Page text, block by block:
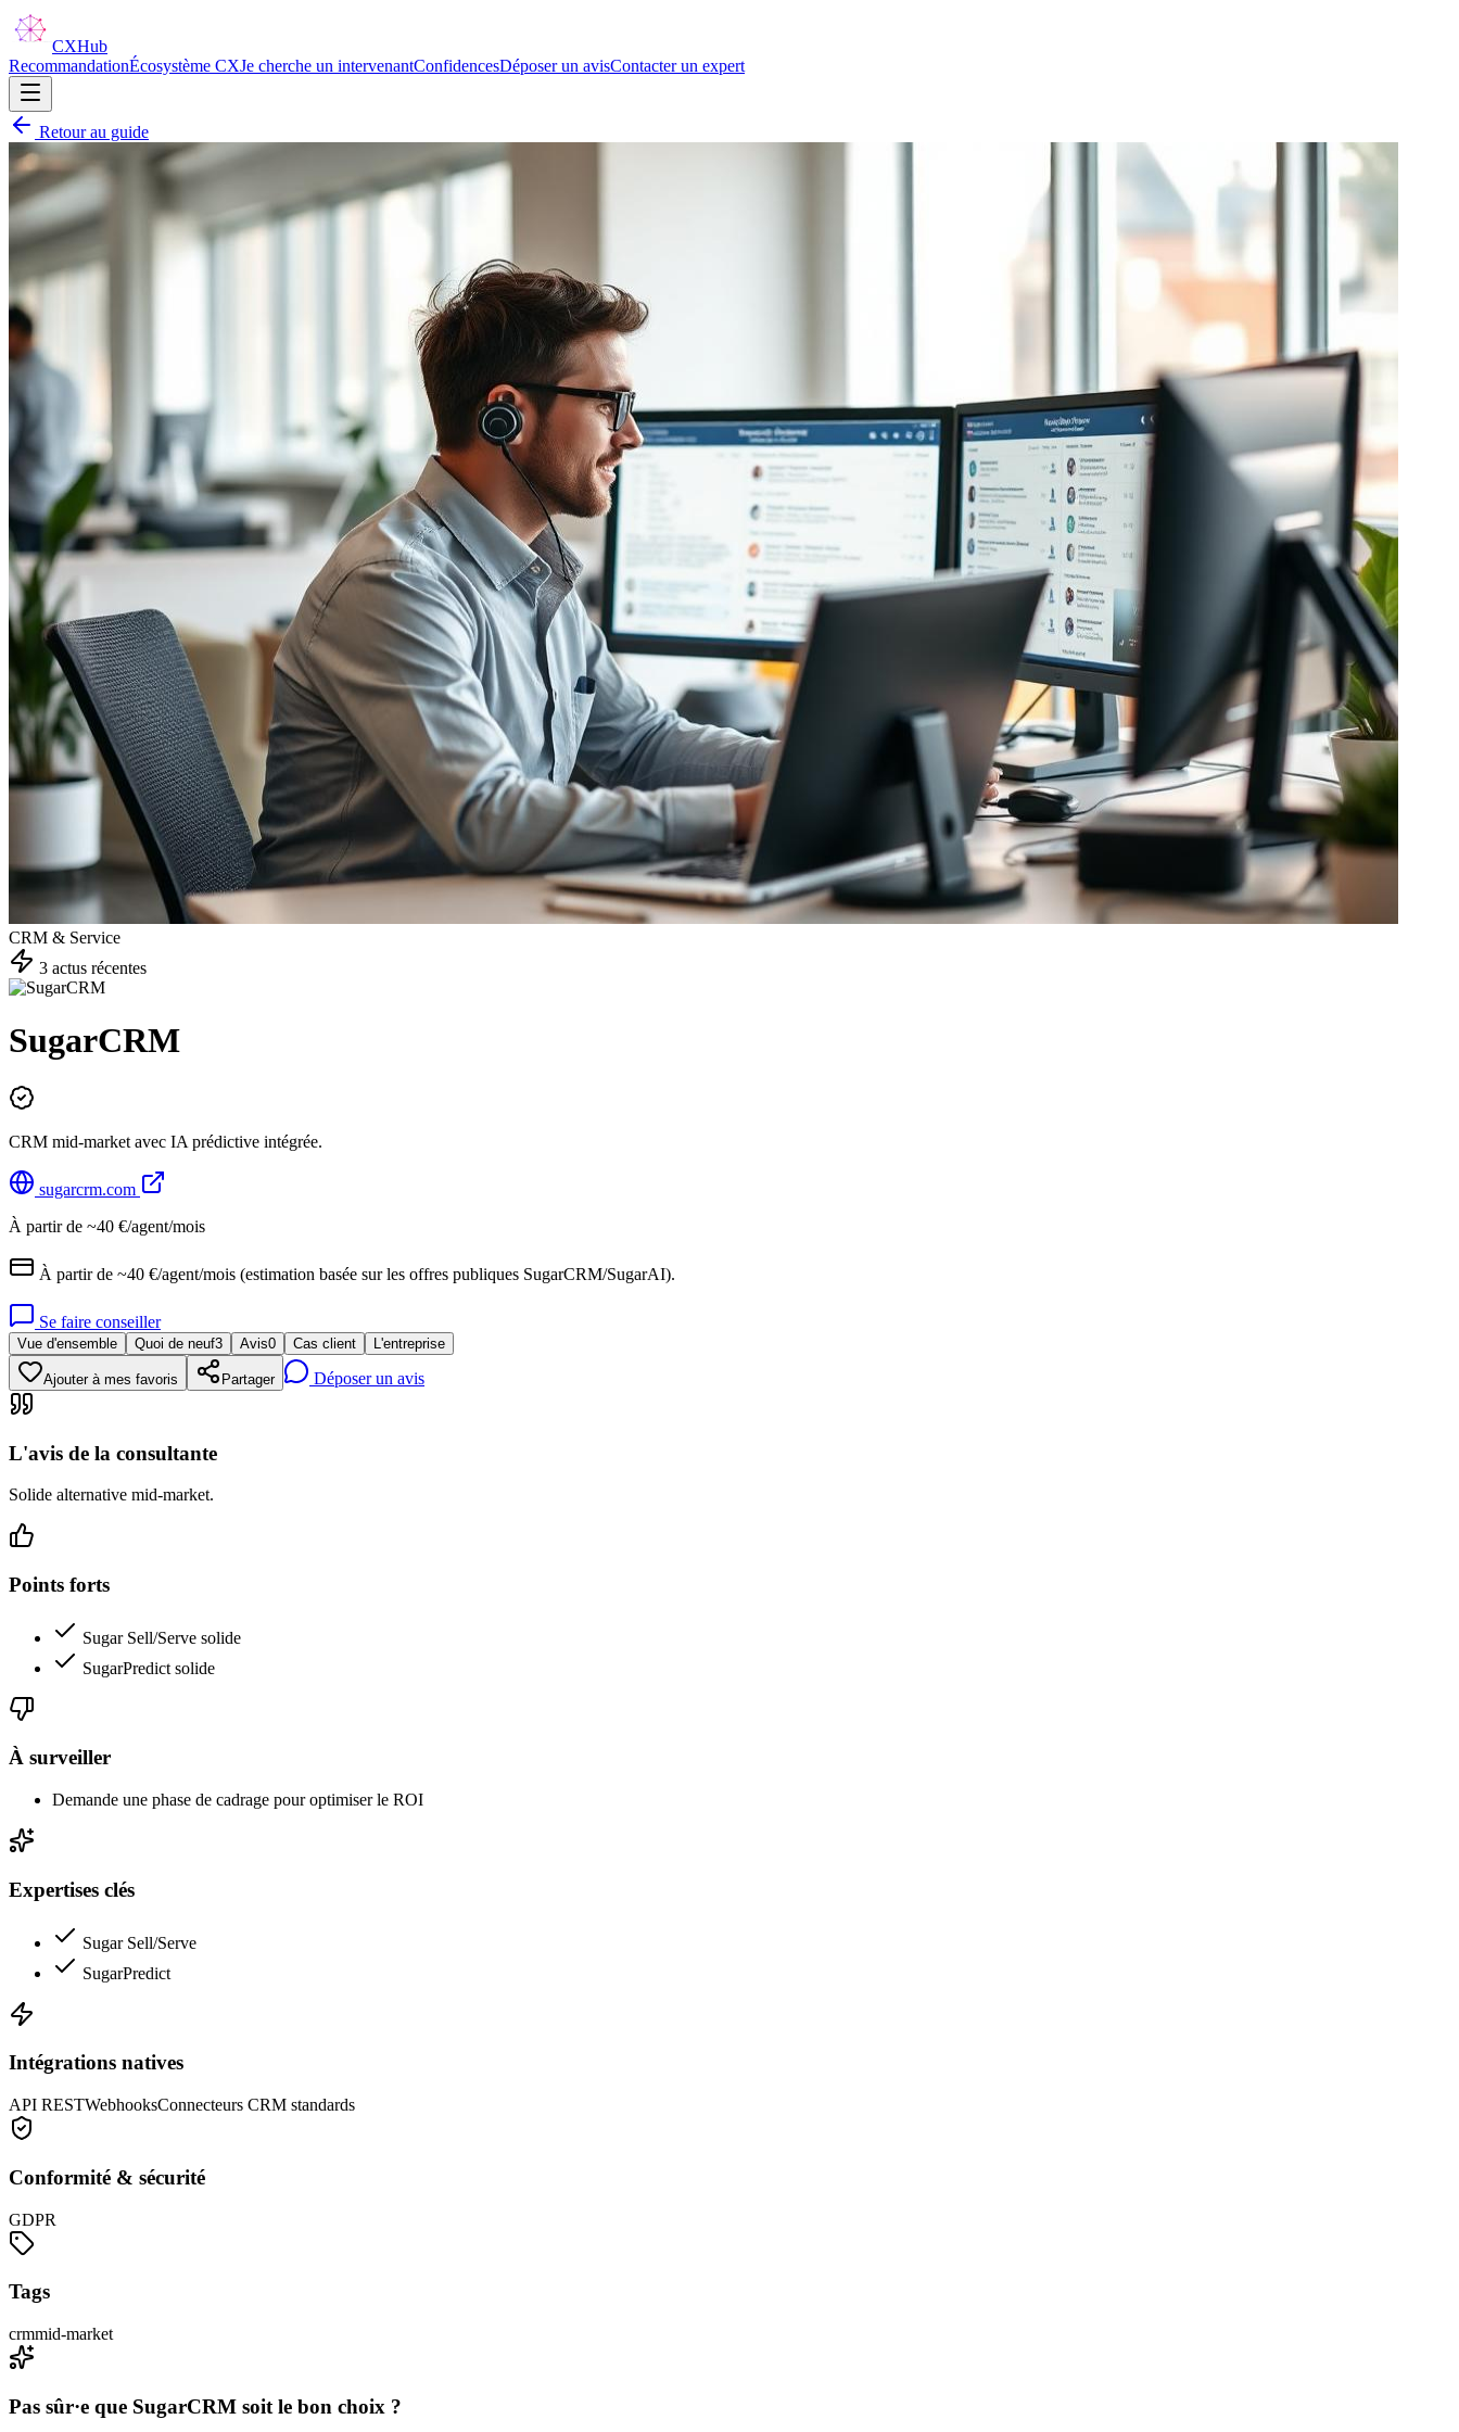
CXHub
RecommandationÉcosystème CXJe cherche un intervenantConfidencesDéposer un avisContacter un expert
Retour au guide
CRM & Service
3 actus récentes
SugarCRM
CRM mid-market avec IA prédictive intégrée.
sugarcrm.com
À partir de ~40 €/agent/mois
À partir de ~40 €/agent/mois (estimation basée sur les offres publiques SugarCRM/SugarAI).
Se faire conseiller
Vue d'ensemble Quoi de neuf3 Avis0 Cas client L'entreprise
Ajouter à mes favoris Partager Déposer un avis
L'avis de la consultante
Solide alternative mid-market.
Points forts
Sugar Sell/Serve solide
SugarPredict solide
À surveiller
Demande une phase de cadrage pour optimiser le ROI
Expertises clés
Sugar Sell/Serve
SugarPredict
Intégrations natives
API RESTWebhooksConnecteurs CRM standards
Conformité & sécurité
GDPR
Tags
crmmid-market
Pas sûr·e que SugarCRM soit le bon choix ?